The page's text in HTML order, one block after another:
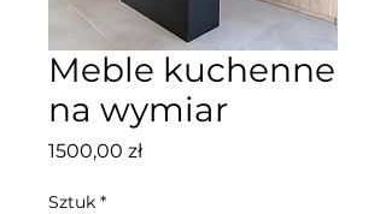
Meble kuchenne
na wymiar
1500,00 złCena
Sztuk *